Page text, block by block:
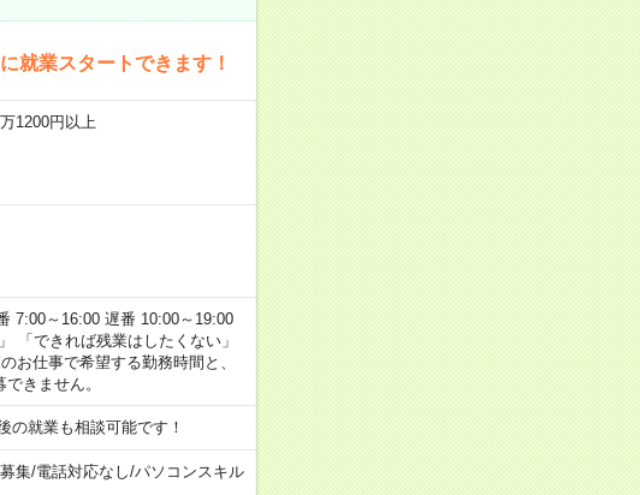
就業スタートできます！
1200円以上
7:00～16:00 遅番 10:00～19:00
「できれば残業はしたくない」
お仕事で希望する勤務時間と、
きません。
の就業も相談可能です！
集/電話対応なし/パソコンスキル